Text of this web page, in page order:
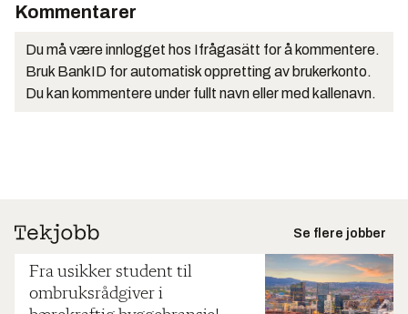
Kommentarer
Du må være innlogget hos Ifrågasätt for å kommentere.
Bruk BankID for automatisk oppretting av brukerkonto.
Du kan kommentere under fullt navn eller med kallenavn.
Se flere jobber
Fra usikker student til
ombruksrådgiver i